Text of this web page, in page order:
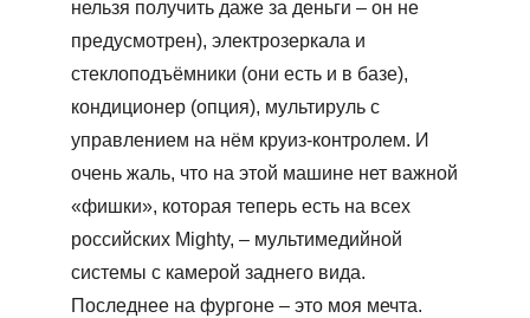
нельзя получить даже за деньги – он не
предусмотрен), электрозеркала и
стеклоподъёмники (они есть и в базе),
кондиционер (опция), мультируль с
управлением на нём круиз-контролем. И
очень жаль, что на этой машине нет важной
«фишки», которая теперь есть на всех
российских Mighty, – мультимедийной
системы с камерой заднего вида.
Последнее на фургоне – это моя мечта.